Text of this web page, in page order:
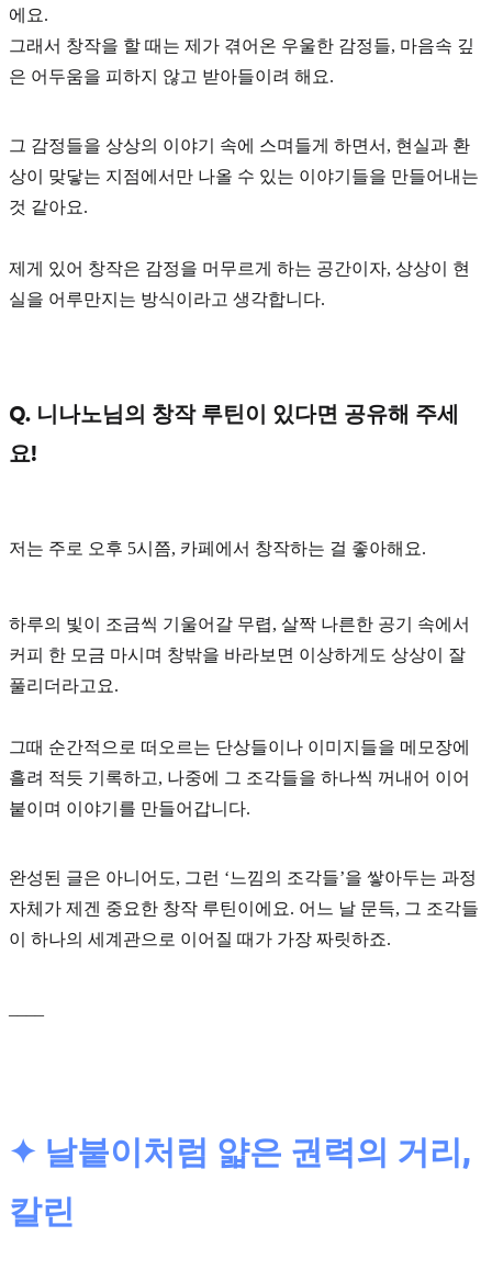
에요.
그래서 창작을 할 때는 제가 겪어온 우울한 감정들, 마음속 깊
은 어두움을 피하지 않고 받아들이려 해요.
그 감정들을 상상의 이야기 속에 스며들게 하면서, 현실과 환
상이 맞닿는 지점에서만 나올 수 있는 이야기들을 만들어내는
것 같아요.
제게 있어 창작은 감정을 머무르게 하는 공간이자, 상상이 현
실을 어루만지는 방식이라고 생각합니다.
Q. 니나노님의 창작 루틴이 있다면 공유해 주세
요!
저는 주로 오후 5시쯤, 카페 에서 창작하는 걸 좋아해요.
하루의 빛이 조금씩 기울어갈 무렵, 살짝 나른한 공기 속에서
커피 한 모금 마시며 창밖을 바라보면 이상하게도 상상이 잘
풀리더라고요.
그때 순간적으로 떠오르는 단상들이나 이미지들을 메모장에
흘려 적듯 기록하고, 나중에 그 조각들을 하나씩 꺼내어 이어
붙이며 이야기를 만들어갑니다.
완성된 글은 아니어도, 그런 ‘느낌의 조각들’을 쌓아두는 과정
자체가 제겐 중요한 창작 루틴이에요. 어느 날 문득, 그 조각들
이 하나의 세계관으로 이어질 때가 가장 짜릿하죠.
✦ 날붙이처럼 얇은 권력의 거리,
칼린